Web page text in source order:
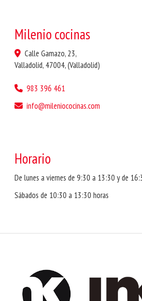
Milenio cocinas
Calle Gamazo, 23,
Valladolid, 47004,(Valladolid)
983 396 461
info
mileniococinas.com
Horario
De lunes a viernes de 9:30 a 13:30 y de
Sábados de 10:30 a 13:30 horas